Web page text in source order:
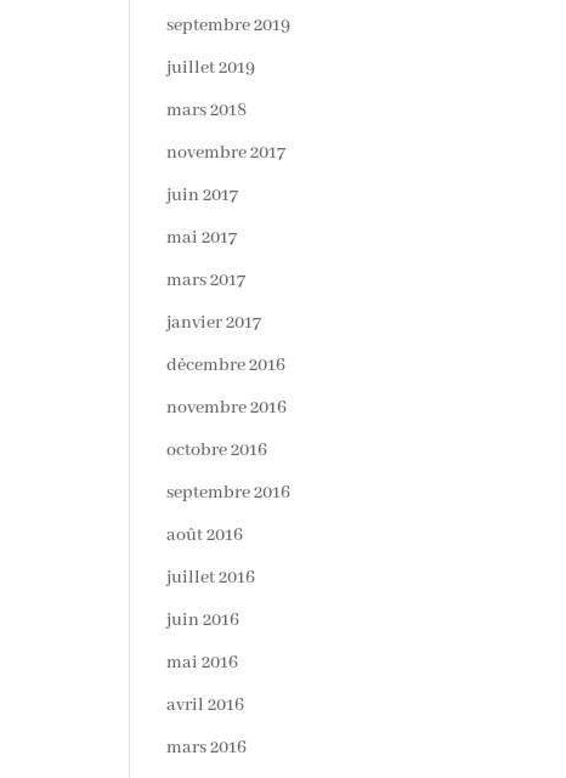
septembre 2019
juillet 2019
mars 2018
novembre 2017
juin 2017
mai 2017
mars 2017
janvier 2017
décembre 2016
novembre 2016
octobre 2016
septembre 2016
août 2016
juillet 2016
juin 2016
mai 2016
avril 2016
mars 2016